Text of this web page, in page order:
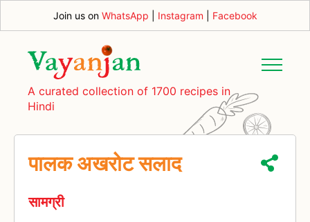
Join us on WhatsApp Instagram Facebook
A curated collection of 1700 recipes in
Hindi
पालक अखरोट सलाद
सामग्री